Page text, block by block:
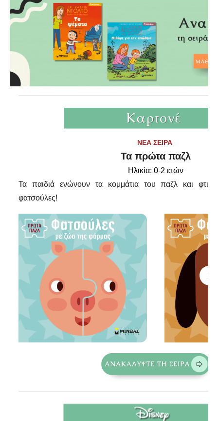
ΝΕΑ ΣΕΙΡΑ
Τα πρώτα παζλ
Ηλικία: 0-2 ετών
Τα παιδιά ενώνουν τα κομμάτια του παζλ και
φατσούλες!